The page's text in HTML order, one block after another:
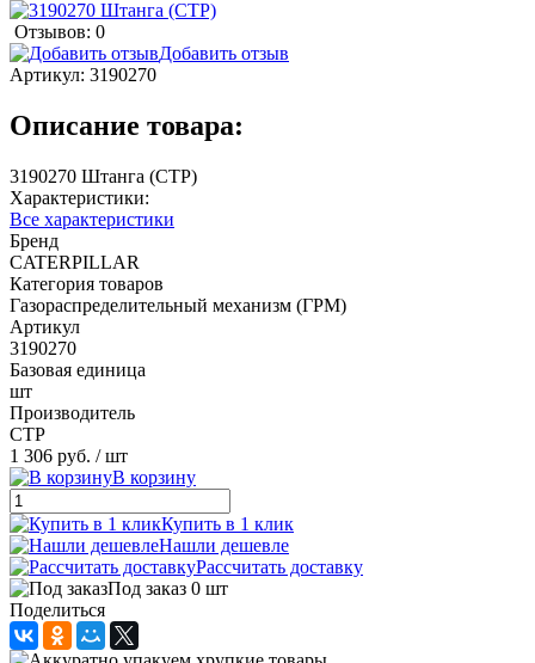
Отзывов: 0
Добавить отзыв
Артикул: 3190270
Описание товара:
3190270 Штанга (CTP)
Характеристики:
Все характеристики
Бренд
CATERPILLAR
Категория товаров
Газораспределительный механизм (ГРМ)
Артикул
3190270
Базовая единица
шт
Производитель
CTP
1 306 руб. / шт
В корзину
Купить в 1 клик
Нашли дешевле
Рассчитать доставку
Под заказ 0 шт
Поделиться